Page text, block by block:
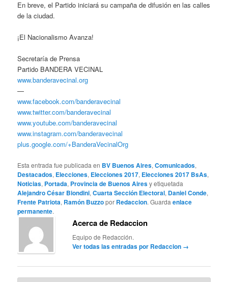
En breve, el Partido iniciará su campaña de difusión en las calles
de la ciudad.
¡El Nacionalismo Avanza!
Secretaría de Prensa
Partido BANDERA VECINAL
www.banderavecinal.org
—
www.facebook.com/banderavecinal
www.twitter.com/banderavecinal
www.youtube.com/banderavecinal
www.instagram.com/banderavecinal
plus.google.com/+BanderaVecinalOrg
Esta entrada fue publicada en BV Buenos Aires,Comunicados,
Destacados, Elecciones, Elecciones 2017, Elecciones 2017 BsAs,
Noticias, Portada, Provincia de Buenos Airesy etiquetada
Alejandro César Biondini,Cuarta Sección Electoral, Daniel Conde,
Frente Patriota, Ramón Buzzopor Redaccion. Guardaenlace
permanente.
Acerca de Redaccion
Equipo de Redacción.
Ver todas las entradas por Redaccion →